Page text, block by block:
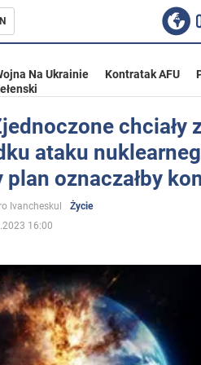
Ukrainie
Na Ukrainie Kontratak AFU
chciały
ataku
plan oznaczałby
Ivancheskul
Życie
16:00